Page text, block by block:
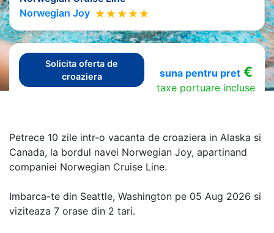
Norwegian Joy
Solicita oferta de
croaziera
suna pentru pret€
taxe portuare incluse
Petrece 10 zile intr-o vacanta de croaziera in Alaska si
Canada, la bordul navei Norwegian Joy, apartinand
companiei Norwegian Cruise Line.
Imbarca-te din Seattle, Washington pe 05 Aug 2026 si
viziteaza 7 orase din 2 tari.